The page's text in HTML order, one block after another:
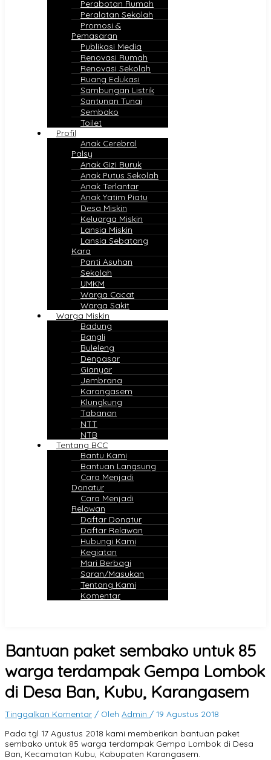
Perabotan Rumah
Peralatan Sekolah
Promosi &
Pemasaran
Publikasi Media
Renovasi Rumah
Renovasi Sekolah
Ruang Edukasi
Sambungan Listrik
Santunan Tunai
Sembako
Toilet
Profil
Anak Cerebral
Palsy
Anak Gizi Buruk
Anak Putus Sekolah
Anak Terlantar
Anak Yatim Piatu
Desa Miskin
Keluarga Miskin
Lansia Miskin
Lansia Sebatang
Kara
Panti Asuhan
Sekolah
UMKM
Warga Cacat
Warga Sakit
Warga Miskin
Badung
Bangli
Buleleng
Denpasar
Gianyar
Jembrana
Karangasem
Klungkung
Tabanan
NTT
NTB
Tentang BCC
Bantu Kami
Bantuan Langsung
Cara Menjadi
Donatur
Cara Menjadi
Relawan
Daftar Donatur
Daftar Relawan
Hubungi Kami
Kegiatan
Mari Berbagi
Saran/Masukan
Tentang Kami
Komentar
Bantuan paket sembako untuk 85
warga terdampak Gempa Lombok
di Desa Ban, Kubu, Karangasem
Tinggalkan Komentar / Oleh Admin / 19 Agustus 2018
Pada tgl 17 Agustus 2018 kami memberikan bantuan paket
sembako untuk 85 warga terdampak Gempa Lombok di Desa
Ban, Kecamatan Kubu, Kabupaten Karangasem.